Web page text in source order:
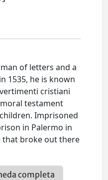
of letters and a
1535, he is known
cristiani
testament
Imprisoned
in Palermo in
that broke out there
completa